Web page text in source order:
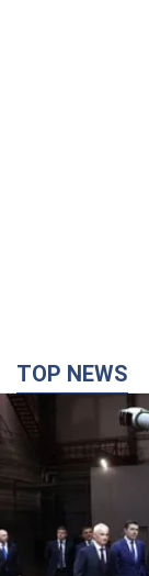
TOP NEWS